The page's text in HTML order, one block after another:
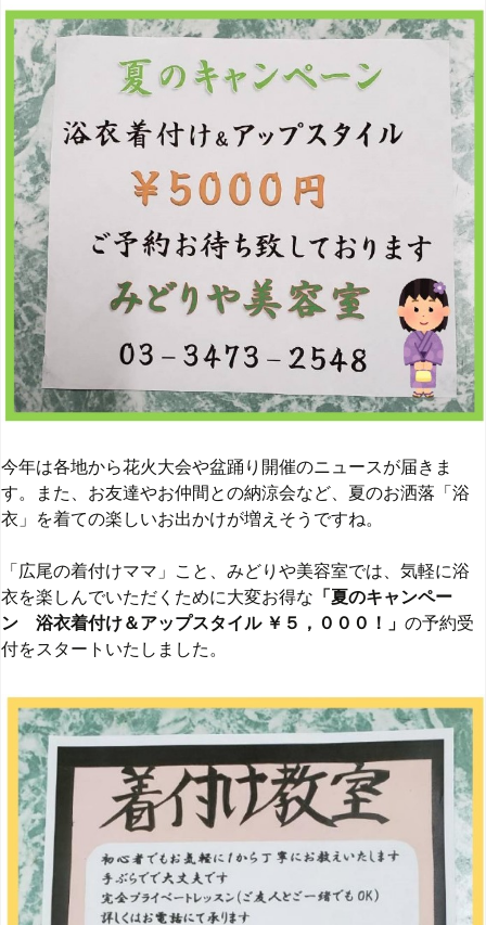
今年は各地から花火大会や盆踊り開催のニュースが届きま
す。また、お友達やお仲間との納涼会など、夏のお洒落「浴
衣」を着ての楽しいお出かけが増えそうですね。
「広尾の着付けママ」こと、みどりや美容室では、気軽に浴
衣を楽しんでいただくために大変お得な 「夏のキャンペー
ン 浴衣着付け＆アップスタイル ￥５，０００！」 の予約受
付をスタートいたしました。